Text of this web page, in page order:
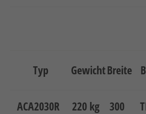
Typ GewichtBreite
ACA2030R 220 kg
300